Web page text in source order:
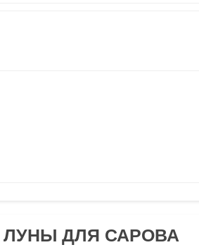
ДЛЯ САРОВА